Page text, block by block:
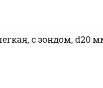
с зондом, d20